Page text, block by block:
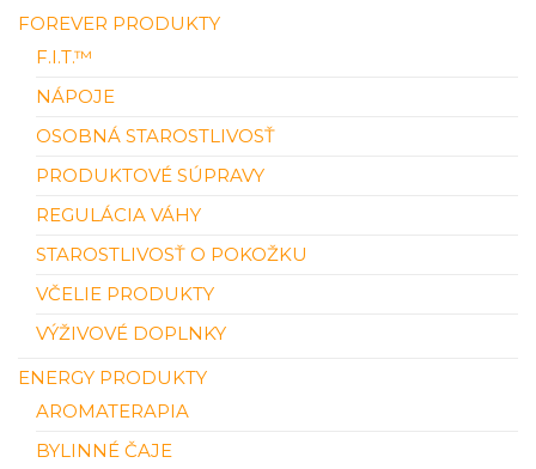
FOREVER PRODUKTY
F.I.T.™
NÁPOJE
OSOBNÁ STAROSTLIVOSŤ
PRODUKTOVÉ SÚPRAVY
REGULÁCIA VÁHY
STAROSTLIVOSŤ O POKOŽKU
VČELIE PRODUKTY
VÝŽIVOVÉ DOPLNKY
ENERGY PRODUKTY
AROMATERAPIA
BYLINNÉ ČAJE